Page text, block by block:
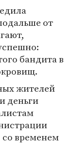
от
бандита в
жителей
деньги
со временем